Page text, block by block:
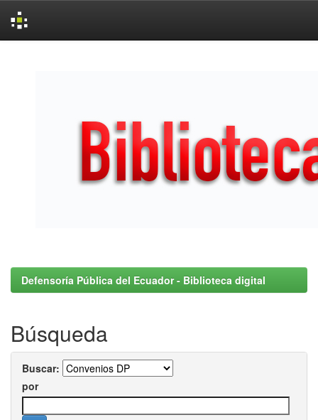
Defensoría Pública del Ecuador - Biblioteca digital
Búsqueda
Buscar:
por